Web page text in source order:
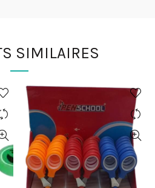
SIMILAIRES